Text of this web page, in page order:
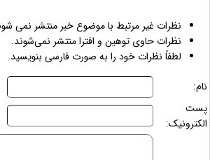
نظرات غیر مرتبط با موضوع خبر منتشر نمی
نظرات حاوی توهین و افترا منتشر نمی‌شوند.
لطفاً نظرات خود را به صورت فارسی بنویسید.
نام:
پست
الکترونیک: